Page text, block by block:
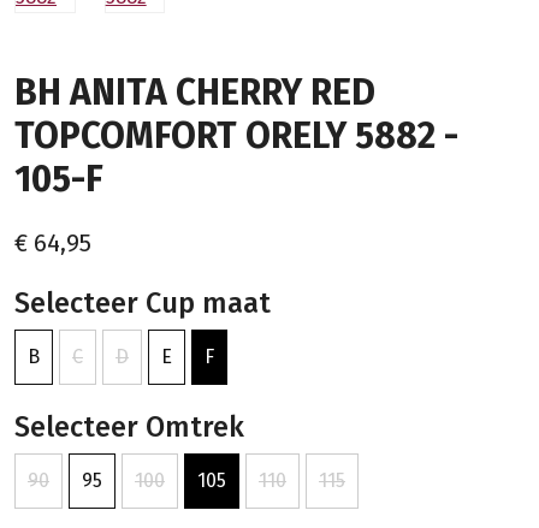
BH ANITA CHERRY RED
TOPCOMFORT ORELY 5882 -
105-F
€ 64,95
Selecteer Cup maat
B C D E F
Selecteer Omtrek
90 95 100 105 110 115